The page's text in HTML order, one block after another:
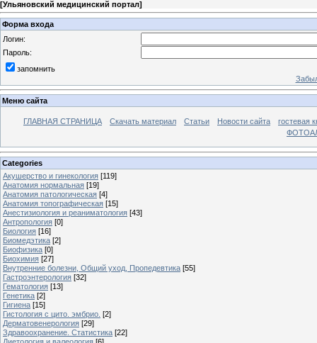
[Ульяновский медицинский портал]
Форма входа
Логин:
Пароль:
запомнить
Меню сайта
ГЛАВНАЯ СТРАНИЦА Скачать материал Статьи Новости сайта
гостевая
Categories
Акушерство и гинекология [119]
Анатомия нормальная [19]
Анатомия патологическая [4]
Анатомия топографическая [15]
Анестизиология и реаниматология [43]
Антропология [0]
Биология [16]
Биомедэтика [2]
Биофизика [0]
Биохимия [27]
Внутренние болезни, Общий уход, Пропедевтика [55]
Гастроэнтерология [32]
Гематология [13]
Генетика [2]
Гигиена [15]
Гистология с цито. эмбрио. [2]
Дерматовенерология [29]
Здравоохранение. Статистика [22]